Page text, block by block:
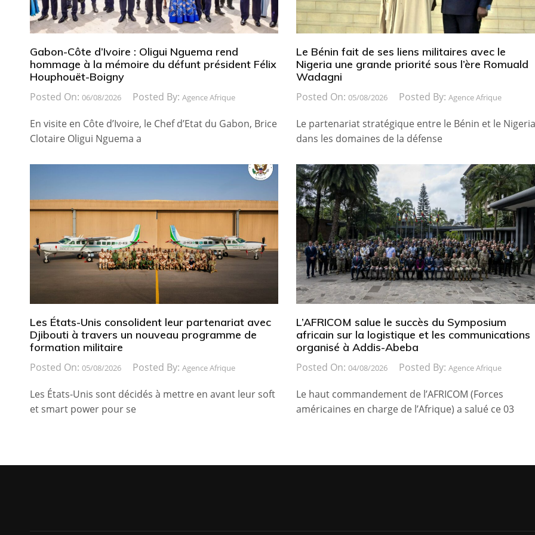
Gabon-Côte d’Ivoire : Oligui Nguema rend
hommage à la mémoire du défunt président Félix
Houphouët-Boigny
Posted On: 06/08/2026 Posted By: Agence Afrique
En visite en Côte d’Ivoire, le Chef d’Etat du Gabon, Brice
Clotaire Oligui Nguema a
Le Bénin fait de ses liens militaires avec le
Nigeria une grande priorité sous l’ère Romuald
Wadagni
Posted On: 05/08/2026 Posted By: Agence Afrique
Le partenariat stratégique entre le Bénin et le Nigeria
dans les domaines de la défense
Les États-Unis consolident leur partenariat avec
Djibouti à travers un nouveau programme de
formation militaire
Posted On: 05/08/2026 Posted By: Agence Afrique
Les États-Unis sont décidés à mettre en avant leur soft
et smart power pour se
L’AFRICOM salue le succès du Symposium
africain sur la logistique et les communications
organisé à Addis-Abeba
Posted On: 04/08/2026 Posted By: Agence Afrique
Le haut commandement de l’AFRICOM (Forces
américaines en charge de l’Afrique) a salué ce 03